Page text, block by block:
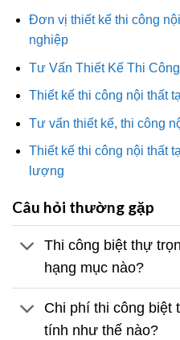
Đơn vị thiết kế thi công
nghiệp
Tư Vấn Thiết Kế Thi
Thiết kế thi công nội thất
Tư vấn thiết kế, thi công
Thiết kế thi công nội thất
lượng
Câu hỏi thường gặp
Thi công biệt thự
hạng mục nào?
Chi phí thi công biệt
tính như thế nào?